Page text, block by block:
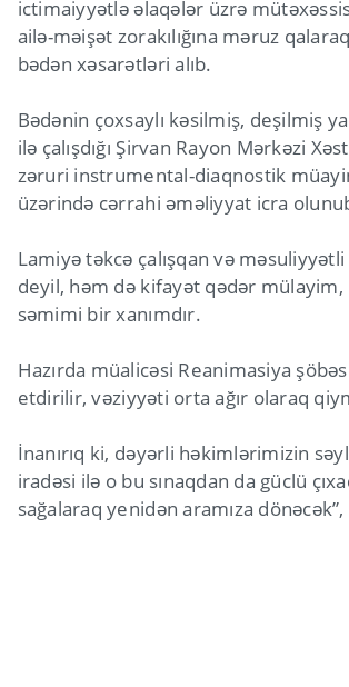
ictimaiyyətlə əlaqələr üzrə
ailə-məişət zorakılığına məruz
bədən xəsarətləri alıb.
Bədənin çoxsaylı kəsilmiş, deşilmiş
ilə çalışdığı Şirvan Rayon Mərkəzi
zəruri instrumental-diaqnostik
üzərində cərrahi əməliyyat icra
Lamiyə təkcə çalışqan və
deyil, həm də kifayət qədər
səmimi bir xanımdır.
Hazırda müalicəsi Reanimasiya
etdirilir, vəziyyəti orta ağır olaraq
İnanırıq ki, dəyərli həkimlərimizin
iradəsi ilə o bu sınaqdan da güclü
sağalaraq yenidən aramıza